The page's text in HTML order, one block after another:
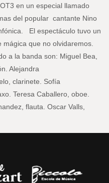
en un especial llamado
del popular cantante Nino
El espectáculo tuvo un
que no olvidaremos.
a la banda son: Miguel Bea,
Alejandra
clarinete. Sofía
Teresa Caballero, oboe.
flauta. Oscar Valls,